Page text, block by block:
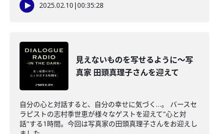
2025.02.10 |00:35:28
見えないものを写せるように～写
真家 田頭真理子さんを迎えて
自分の心と対話すると、自分の幸せに気づく…。 バースセ
ラピストの志村季世恵が様々なゲストを迎えて"心と対
話"する1時間。今回は写真家の田頭真理子さんをお迎えし